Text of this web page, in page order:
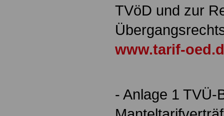
TVöD und zur
www.tarif-
- Anlage 1 TVÜ-